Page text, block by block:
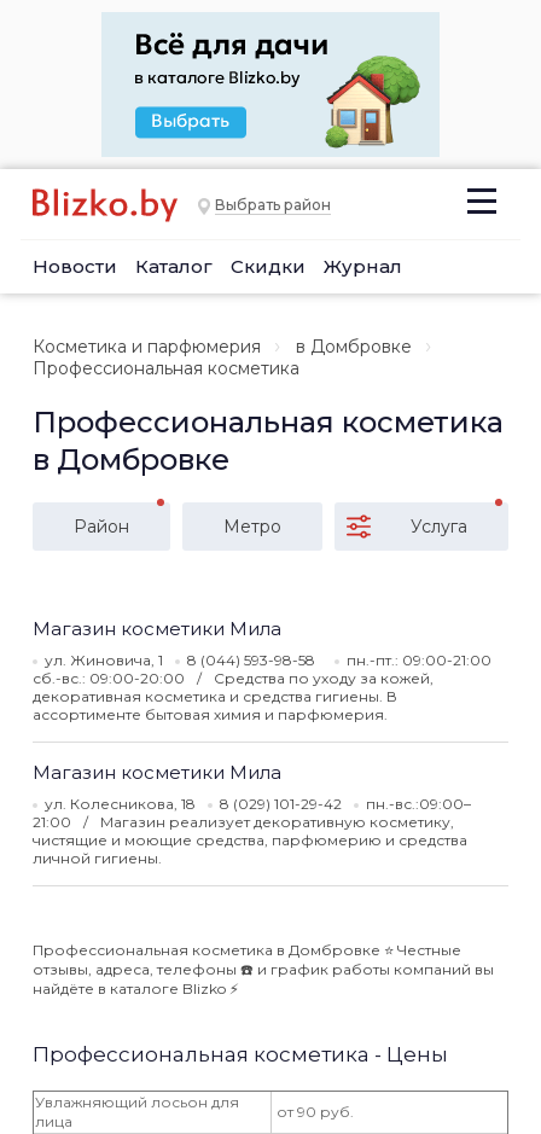
Выбрать район
Новости Каталог Скидки Журнал
Косметика и парфюмерия
в Домбровке
Профессиональная косметика
Профессиональная косметика
в Домбровке
Район Метро Услуга
Магазин косметики Мила
ул. Жиновича, 1 8 (044) 593-98-58
пн.-пт.: 09:00-21:00
сб.-вс.: 09:00-20:00
Средства по уходу за кожей,
декоративная косметика и средства гигиены. В
ассортименте бытовая химия и парфюмерия.
Магазин косметики Мила
ул. Колесникова, 18 8 (029) 101-29-42
пн.-вс.:09:00–
21:00
Магазин реализует декоративную косметику,
чистящие и моющие средства, парфюмерию и средства
личной гигиены.
Профессиональная косметика в Домбровке ⭐️ Честные
отзывы, адреса, телефоны ☎️ и график работы компаний вы
найдёте в каталоге Blizko ⚡️
Профессиональная косметика - Цены
Увлажняющий лосьон для
лица
от 90 руб.